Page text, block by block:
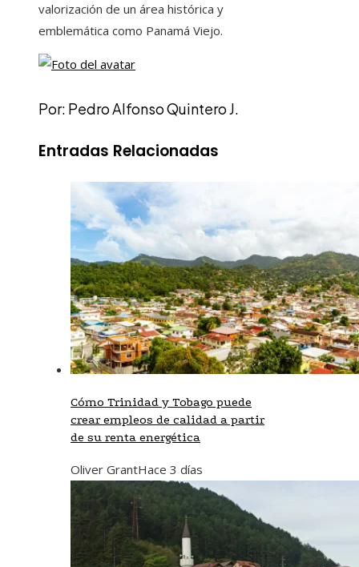
valorización de un área histórica y
emblemática como Panamá Viejo.
Por: Pedro Alfonso Quintero J.
Entradas Relacionadas
Cómo Trinidad y Tobago puede
crear empleos de calidad a partir
de su renta energética
Oliver GrantHace 3 días